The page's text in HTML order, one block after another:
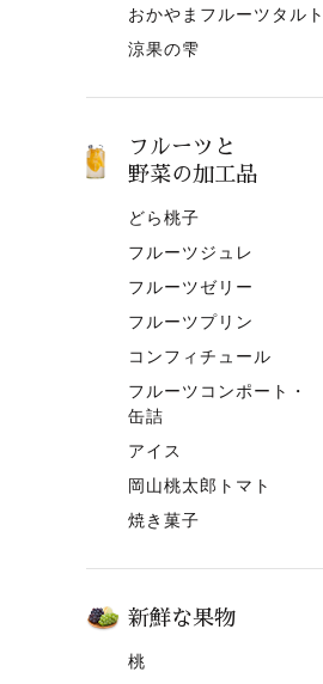
おかやまフルーツタルト
涼果の雫
フルーツと
野菜の加工品
どら桃子
フルーツジュレ
フルーツゼリー
フルーツゼリー一覧
果肉入りタイプ
ピューレタイプ
フルーツプリン
コンフィチュール
フルーツコンポート・
缶詰
アイス
岡山桃太郎トマト
でざあととまと
焼き菓子
新鮮な果物
桃